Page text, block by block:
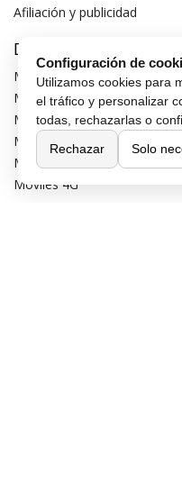
Afiliación y publicidad
Destacados
Móviles de gama alta
Móviles con buena cámara
Móviles sin marcos
Móviles de 6 pulgadas
Móviles todoterreno
Móviles 4G
Configuración de
Utilizamos cookies para
el tráfico y personalizar
todas, rechazarlas o
Rechazar
Solo